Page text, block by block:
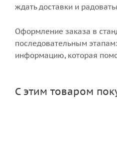
ждать доставки и
Оформление заказа в
последовательным
информацию, которая
С этим товаром